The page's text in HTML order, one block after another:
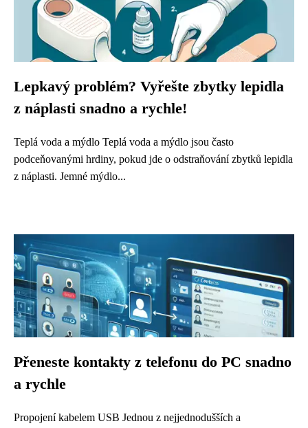
Lepkavý problém? Vyřešte zbytky lepidla
z náplasti snadno a rychle!
Teplá voda a mýdlo Teplá voda a mýdlo jsou často
podceňovanými hrdiny, pokud jde o odstraňování zbytků lepidla
z náplasti. Jemné mýdlo...
Přeneste kontakty z telefonu do PC snadno
a rychle
Propojení kabelem USB Jednou z nejjednodušších a